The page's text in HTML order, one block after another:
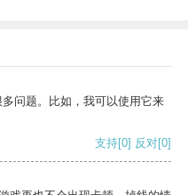
问题。比如，我可以使用它来
支持[0] 反对[0]